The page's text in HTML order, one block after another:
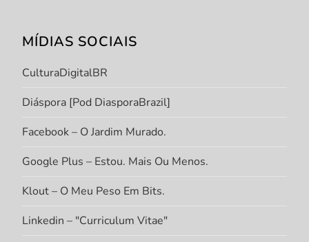
MÍDIAS SOCIAIS
CulturaDigitalBR
Diáspora [Pod DiasporaBrazil]
Facebook – O Jardim Murado.
Google Plus – Estou. Mais Ou Menos.
Klout – O Meu Peso Em Bits.
Linkedin – "Curriculum Vitae"